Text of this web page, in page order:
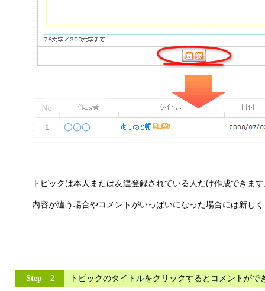
トピックは本人または友達登録されている人だけ作成できま
内容が違う場合やコメントがいっぱいになった場合には新し
Step 2 トピックのタイトルをクリックするとコメントがで